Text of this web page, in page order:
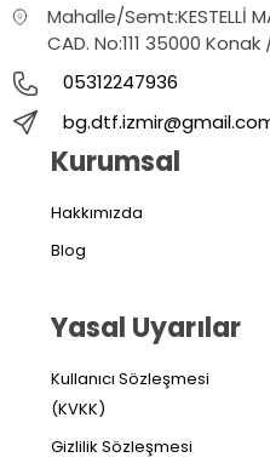
Mahalle/Semt:KESTELLİ
CAD. No:111 35000
05312247936
Kurumsal
Hakkımızda
Blog
Yasal Uyarılar
Kullanıcı Sözleşmesi
(KVKK)
Gizlilik Sözleşmesi